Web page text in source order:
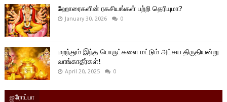
ஹோரைகளின் ரகசியங்கள் பற்றி தெரியுமா?
January 30, 2026 0
மறந்தும் இந்த பொருட்களை மட்டும் அட்சய திருதியன்று
வாங்காதீர்கள்!
April 20, 2025 0
ஐரோப்பா